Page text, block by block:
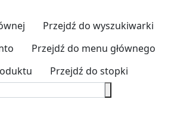
Przejdź do wyszukiwarki
Przejdź do menu głównego
Przejdź do stopki